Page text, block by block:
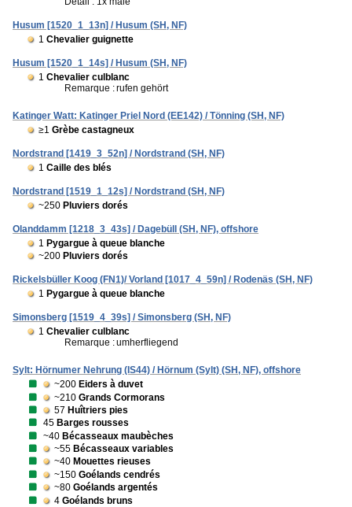
Husum [1520_1_13n] / Husum (SH, NF)
1 Chevalier guignette
Husum [1520_1_14s] / Husum (SH, NF)
1 Chevalier culblanc
Remarque :rufen gehört
Katinger Watt: Katinger Priel Nord (EE142) / Tönning (SH, NF)
≥1 Grèbe castagneux
Nordstrand [1419_3_52n] / Nordstrand (SH, NF)
1 Caille des blés
Nordstrand [1519_1_12s] / Nordstrand (SH, NF)
~250 Pluviers dorés
Olanddamm [1218_3_43s] / Dagebüll (SH, NF), offshore
1 Pygargue à queue blanche
~200 Pluviers dorés
Rickelsbüller Koog (FN1)/ Vorland [1017_4_59n] / Rodenäs (SH, NF)
1 Pygargue à queue blanche
Simonsberg [1519_4_39s] / Simonsberg (SH, NF)
1 Chevalier culblanc
Remarque :umherfliegend
Sylt: Hörnumer Nehrung (IS44) / Hörnum (Sylt) (SH, NF), offshore
~200 Eiders à duvet
~210 Grands Cormorans
57 Huîtriers pies
45 Barges rousses
~40 Bécasseaux maubèches
~55 Bécasseaux variables
~40 Mouettes rieuses
~150 Goélands cendrés
~80 Goélands argentés
4 Goélands bruns